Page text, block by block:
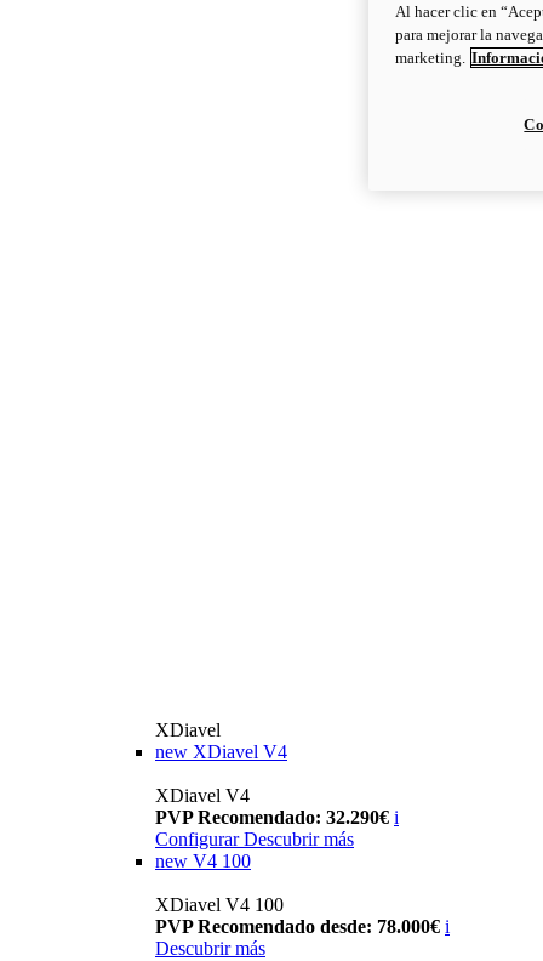
XDiavel
new XDiavel V4
XDiavel V4
PVP Recomendado: 32.290€ i
Configurar Descubrir más
new V4 100
XDiavel V4 100
PVP Recomendado desde: 78.000€ i
Descubrir más
Al hacer clic en
para mejorar la
marketing.